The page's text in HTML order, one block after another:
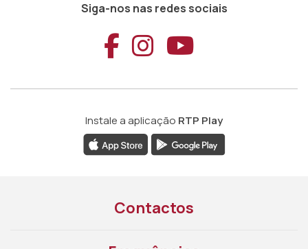
Siga-nos nas redes sociais
Aceder ao
Aceder ao
Aceder
Instale a aplicação RTP Play
Contactos